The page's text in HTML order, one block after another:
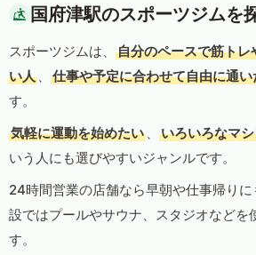
国府津駅のスポーツジムを
スポーツジムは、
自分のペースで筋ト
い人 、 仕事や予定に合わせて自由に通い
す。
気軽に運動を始めたい 、 いろいろなマ
いう人にも選びやすいジャンルです。
24時間営業の店舗なら早朝や仕事帰り
設ではプールやサウナ、スタジオなどを
す。